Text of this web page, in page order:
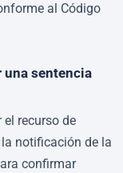
al Código
una sentencia
el recurso de
notificación de la
confirmar